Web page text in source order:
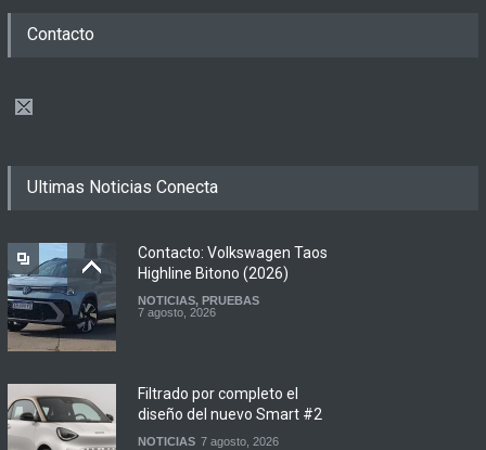
Contacto
Ultimas Noticias Conecta
Contacto: Volkswagen Taos
Highline Bitono (2026)
NOTICIAS, PRUEBAS
7 agosto, 2026
Filtrado por completo el
diseño del nuevo Smart #2
NOTICIAS 7 agosto, 2026